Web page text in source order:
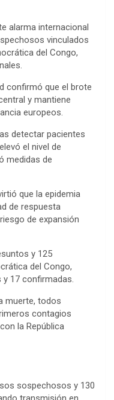
o
t
e
t
alarma internacional
vinculados
del Congo,
confirmó que el brote
y mantiene
europeos.
detectar pacientes
el nivel de
medidas de
que la epidemia
de respuesta
de expansión
y 125
del Congo,
17 confirmadas.
muerte, todos
contagios
la República
sospechosos y 130